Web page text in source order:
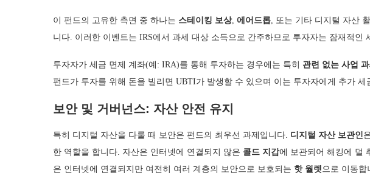
이 펀드의 고유한 측면 중 하나는 스테이킹 보상, 에어드롭, 또는 기타 디지털 자산
니다. 이러한 이벤트는 IRS에서 과세 대상 소득으로 간주하므로 투자자는 잠재적인
투자자가 세금 면제 계좌(예: IRA)를 통해 투자하는 경우에는 특히 관련 없는 사업
펀드가 투자를 위해 돈을 빌리면 UBTI가 발생할 수 있으며 이는 투자자에게 추가 세
보안 및 거버넌스: 자산 안전 유지
특히 디지털 자산을 다룰 때 보안은 펀드의 최우선 과제입니다. 디지털 자산 보관인
한 역할을 합니다. 자산은 인터넷에 연결되지 않은 콜드 지갑에 보관되어 해킹에 덜
은 인터넷에 연결되지만 여전히 여러 계층의 보안으로 보호되는 핫 월렛으로 이동합